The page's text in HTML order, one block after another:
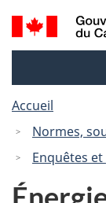
Recherche
et
Accueil
Normes,
Enquêtes